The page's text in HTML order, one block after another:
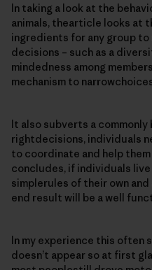
In taking a look at the
animals, thearticle looks at
ingredients for any group
decisions – such as a
mindedness among
mechanism to
It also subverts a
rightdecisions, individuals
to coordinate and help
concludes, if individuals live
simplerules of their own
end result will be a well
In my experience this often
doesn’t appear so at first